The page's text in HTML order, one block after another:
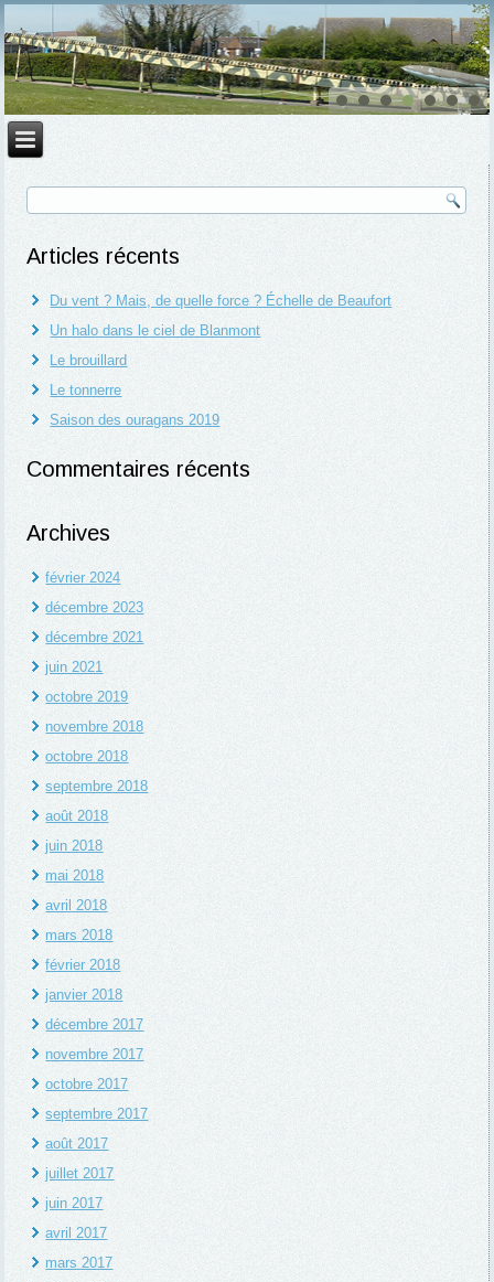
Articles récents
Du vent ? Mais, de quelle force ? Échelle de Beaufort
Un halo dans le ciel de Blanmont
Le brouillard
Le tonnerre
Saison des ouragans 2019
Commentaires récents
Archives
février 2024
décembre 2023
décembre 2021
juin 2021
octobre 2019
novembre 2018
octobre 2018
septembre 2018
août 2018
juin 2018
mai 2018
avril 2018
mars 2018
février 2018
janvier 2018
décembre 2017
novembre 2017
octobre 2017
septembre 2017
août 2017
juillet 2017
juin 2017
avril 2017
mars 2017